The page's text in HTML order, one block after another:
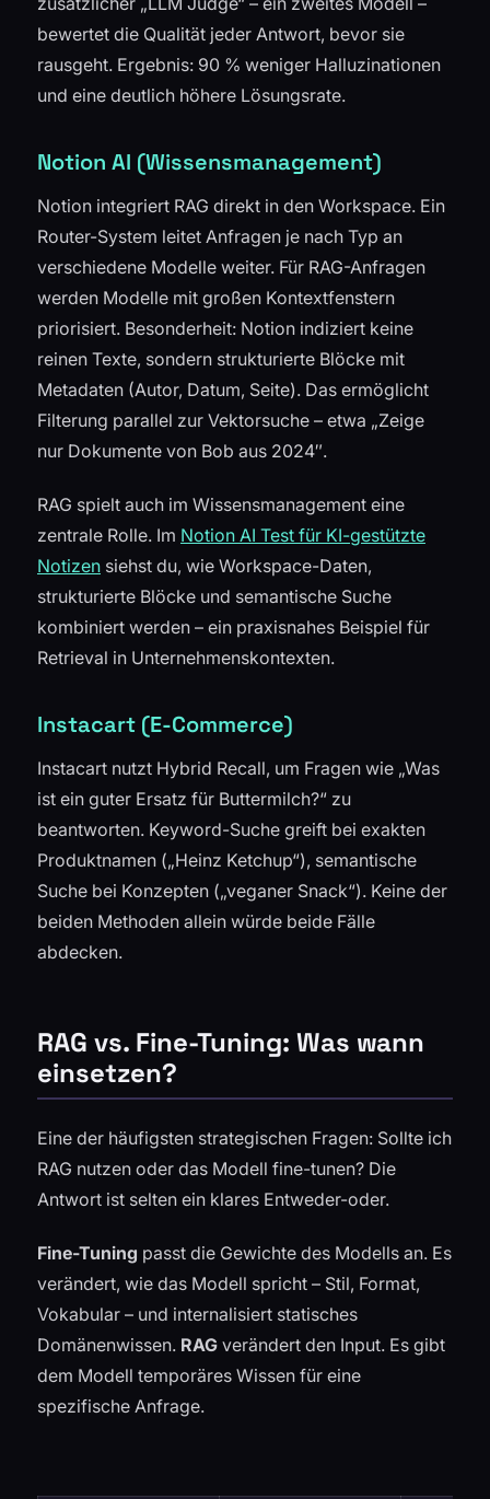
bewertet die Qualität jeder Antwort, bevor sie
rausgeht. Ergebnis: 90 % weniger Halluzinationen
und eine deutlich höhere Lösungsrate.
Notion AI (Wissensmanagement)
Notion integriert RAG direkt in den Workspace. Ein
Router-System leitet Anfragen je nach Typ an
verschiedene Modelle weiter. Für RAG-Anfragen
werden Modelle mit großen Kontextfenstern
priorisiert. Besonderheit: Notion indiziert keine
reinen Texte, sondern strukturierte Blöcke mit
Metadaten (Autor, Datum, Seite). Das ermöglicht
Filterung parallel zur Vektorsuche – etwa „Zeige
nur Dokumente von Bob aus 2024″.
RAG spielt auch im Wissensmanagement eine
zentrale Rolle. Im Notion AI Test für KI-gestützte
Notizen siehst du, wie Workspace-Daten,
strukturierte Blöcke und semantische Suche
kombiniert werden – ein praxisnahes Beispiel für
Retrieval in Unternehmenskontexten.
Instacart (E-Commerce)
Instacart nutzt Hybrid Recall, um Fragen wie „Was
ist ein guter Ersatz für Buttermilch?“ zu
beantworten. Keyword-Suche greift bei exakten
Produktnamen („Heinz Ketchup“), semantische
Suche bei Konzepten („veganer Snack“). Keine der
beiden Methoden allein würde beide Fälle
abdecken.
RAG vs. Fine-Tuning: Was wann
einsetzen?
Eine der häufigsten strategischen Fragen: Sollte ich
RAG nutzen oder das Modell fine-tunen? Die
Antwort ist selten ein klares Entweder-oder.
Fine-Tuning passt die Gewichte des Modells an. Es
verändert, wie das Modell spricht – Stil, Format,
Vokabular – und internalisiert statisches
Domänenwissen. RAG verändert den Input. Es gibt
dem Modell temporäres Wissen für eine
spezifische Anfrage.